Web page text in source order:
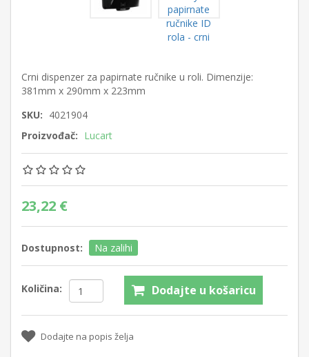
Crni dispenzer za papirnate ručnike u roli. Dimenzije:
381mm x 290mm x 223mm
SKU: 4021904
Proizvođač: Lucart
23,22 €
Dostupnost: Na zalihi
Količina: Dodajte u košaricu
Dodajte na popis želja